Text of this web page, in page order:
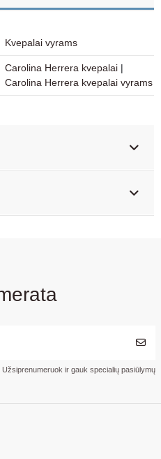
Kvepalai vyrams
Carolina Herrera kvepalai |
Carolina Herrera kvepalai vyrams
ir gauk specialių pasiūlymų